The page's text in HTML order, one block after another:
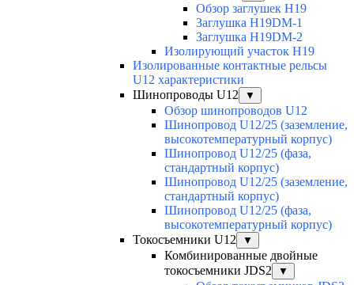
Обзор заглушек H19
Заглушка H19DM-1
Заглушка H19DM-2
Изолирующий участок H19
Изолированные контактные рельсы
U12 характеристики
Шинопроводы U12
▼
Обзор шинопроводов U12
Шинопровод U12/25 (заземление,
высокотемпературный корпус)
Шинопровод U12/25 (фаза,
стандартный корпус)
Шинопровод U12/25 (заземление,
стандартный корпус)
Шинопровод U12/25 (фаза,
высокотемпературный корпус)
Токосъемники U12
▼
Комбинированные двойные
токосъемники JDS2
▼